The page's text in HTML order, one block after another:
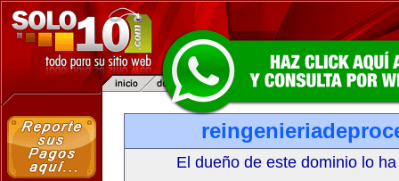
El dueño de este dominio lo